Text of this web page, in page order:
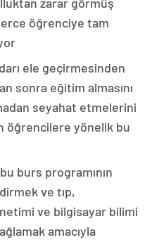
öğrenciye tam
ele geçirmesinden
sonra eğitim almasını
seyahat etmelerini
öğrencilere yönelik bu
burs programının
ve tıp,
ve bilgisayar bilimi
amacıyla